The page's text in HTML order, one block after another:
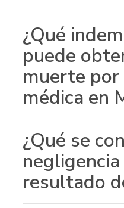
¿Qué
puede
muerte
médica en
¿Qué se
resultado